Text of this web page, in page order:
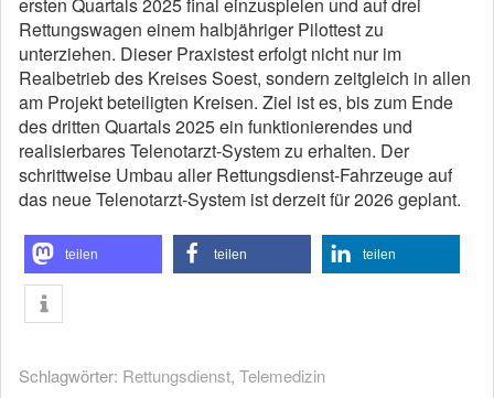
Rettungswagen einem halbjähriger Pilottest zu
unterziehen. Dieser Praxistest erfolgt nicht nur im
Realbetrieb des Kreises Soest, sondern zeitgleich in allen
am Projekt beteiligten Kreisen. Ziel ist es, bis zum Ende
des dritten Quartals 2025 ein funktionierendes und
realisierbares Telenotarzt-System zu erhalten. Der
schrittweise Umbau aller Rettungsdienst-Fahrzeuge auf
das neue Telenotarzt-System ist derzeit für 2026 geplant.
teilen teilen teilen
Schlagwörter: Rettungsdienst, Telemedizin